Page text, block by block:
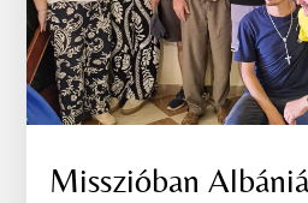
Misszióban